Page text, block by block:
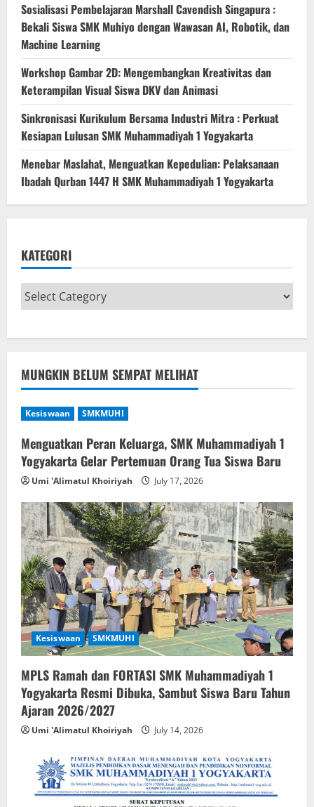
Sosialisasi Pembelajaran Marshall Cavendish Singapura :
Bekali Siswa SMK Muhiyo dengan Wawasan AI, Robotik, dan
Machine Learning
Workshop Gambar 2D: Mengembangkan Kreativitas dan
Keterampilan Visual Siswa DKV dan Animasi
Sinkronisasi Kurikulum Bersama Industri Mitra : Perkuat
Kesiapan Lulusan SMK Muhammadiyah 1 Yogyakarta
Menebar Maslahat, Menguatkan Kepedulian: Pelaksanaan
Ibadah Qurban 1447 H SMK Muhammadiyah 1 Yogyakarta
KATEGORI
MUNGKIN BELUM SEMPAT MELIHAT
Kesiswaan SMKMUHI
Menguatkan Peran Keluarga, SMK Muhammadiyah 1
Yogyakarta Gelar Pertemuan Orang Tua Siswa Baru
Umi 'Alimatul Khoiriyah July 17, 2026
Kesiswaan SMKMUHI
MPLS Ramah dan FORTASI SMK Muhammadiyah 1
Yogyakarta Resmi Dibuka, Sambut Siswa Baru Tahun
Ajaran 2026/2027
Umi 'Alimatul Khoiriyah July 14, 2026